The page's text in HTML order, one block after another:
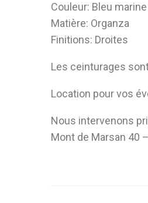
Couleur: Bleu marine
Matière: Organza
Finitions: Droites
Les ceinturages
Location pour vos
Nous intervenons
Mont de Marsan 40